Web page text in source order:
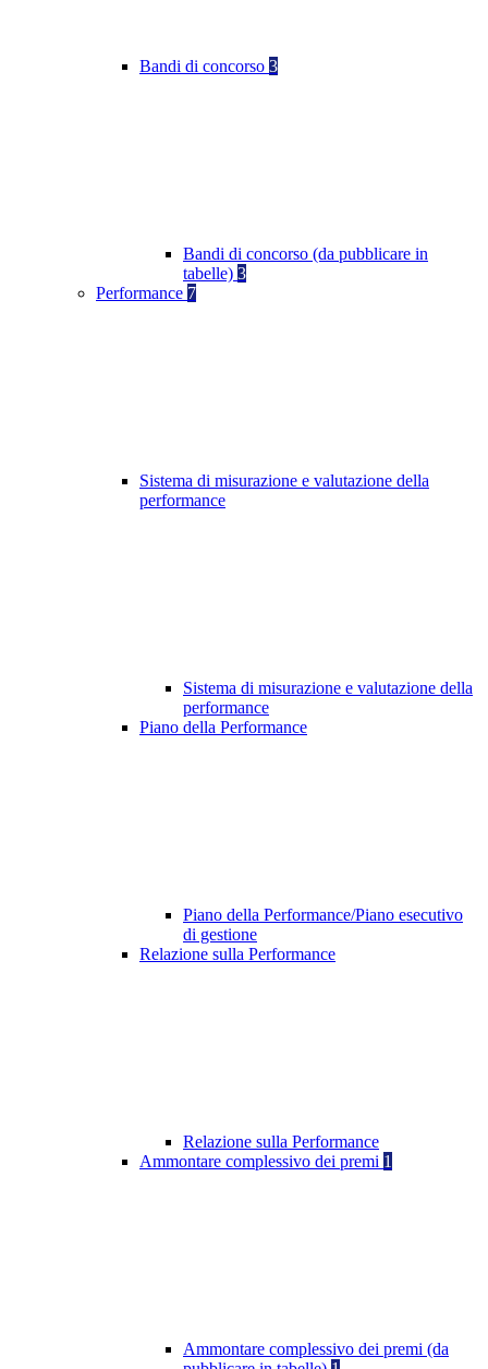
Bandi di concorso 3
Bandi di concorso (da pubblicare in
tabelle) 3
Performance 7
Sistema di misurazione e valutazione della
performance
Sistema di misurazione e valutazione della
performance
Piano della Performance
Piano della Performance/Piano esecutivo
di gestione
Relazione sulla Performance
Relazione sulla Performance
Ammontare complessivo dei premi 1
Ammontare complessivo dei premi (da